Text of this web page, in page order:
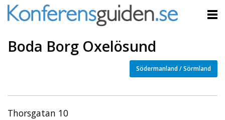
Boda Borg Oxelösund
Södermanland / Sörmland
Thorsgatan 10